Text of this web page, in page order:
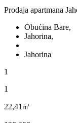
Prodaja apartmana
Obućina Bare,
Jahorina,
Jahorina
1
1
22,41㎡